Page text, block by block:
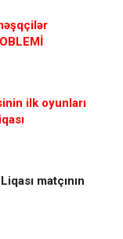
ilk oyunları
matçının